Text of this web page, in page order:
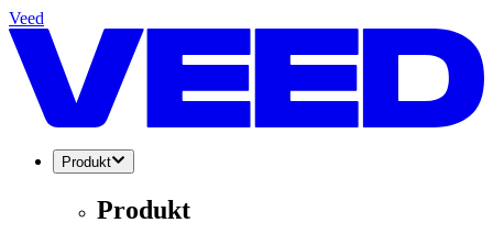
Veed
Produkt
Produkt